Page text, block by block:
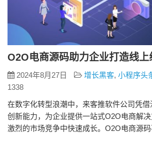
2024年8月27日 增长黑客, 小程序头
1338
在数字化转型浪潮中，来客推软件公司凭
创新能力，为企业提供一站式O2O电商解
激烈的市场竞争中快速成长。O2O电商源
软件代码，它是集商城建设、用户管理、